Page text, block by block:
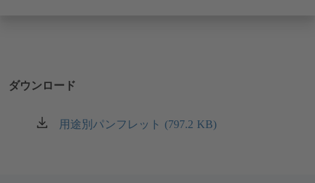
ダウンロード
用途別パンフレット (797.2 KB)
（新